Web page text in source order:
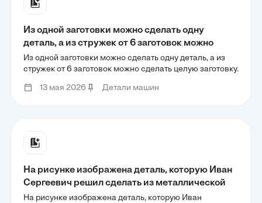
Из одной заготовки можно сделать одну
деталь, а из стружек от 6 заготовок можно
сделать целую заготовку. Сколько деталей
можно сделать из 181 заготовки?
Из одной заготовки можно сделать одну деталь, а из
стружек от 6 заготовок можно сделать целую заготовку.
13 мая 2026
Детали машин
На рисунке изображена деталь, которую Иван
Сергеевич решил сделать из металлической
проволоки. Какое минимальное количество
На рисунке изображена деталь, которую Иван